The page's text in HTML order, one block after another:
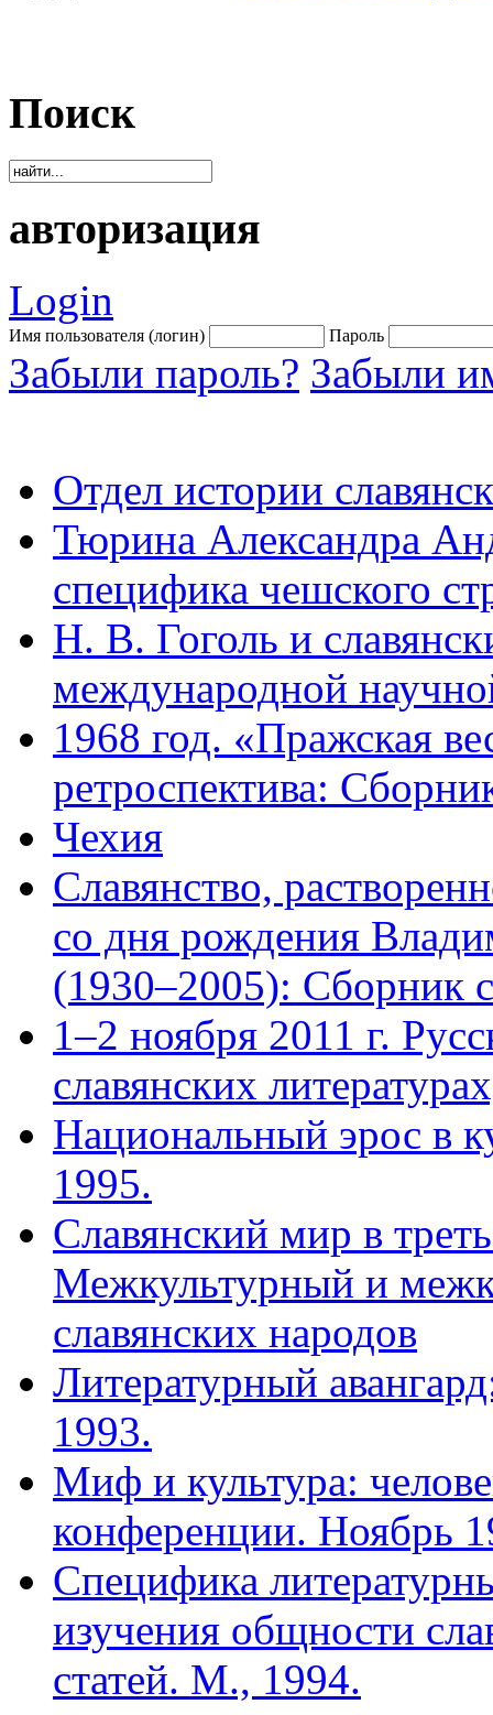
Поиск
авторизация
Login
Имя пользователя (логин) Пароль
Забыли пароль? Забыли
Отдел истории
Тюрина Александра
специфика чешского
Н. В. Гоголь и
международной
1968 год. «Пражская
ретроспектива:
Чехия
Славянство,
со дня рождения
(1930–2005): Сборник
1–2 ноября 2011 г.
славянских
Национальный эрос в
1995.
Славянский мир в
Межкультурный и
славянских народов
Литературный
1993.
Миф и культура:
конференции. Ноябрь
Специфика
изучения общности
статей. М., 1994.